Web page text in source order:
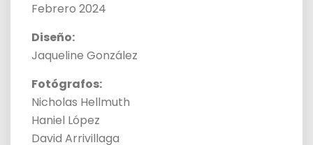
Febrero 2024
Diseño:
Jaqueline González
Fotógrafos:
Nicholas Hellmuth
Haniel López
David Arrivillaga